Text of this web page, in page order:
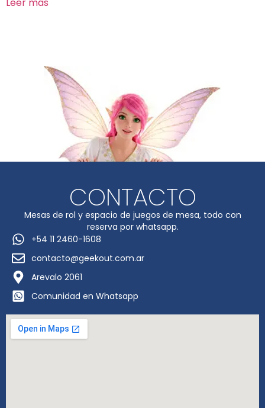
CONTACTO
Mesas de rol y espacio de juegos de mesa, todo con
reserva por whatsapp.
+54 11 2460-1608
contacto@geekout.com.ar
Arevalo 2061
Comunidad en Whatsapp